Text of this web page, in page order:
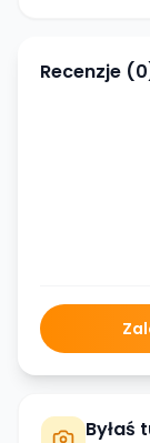
Recenzje (0
Byłaś